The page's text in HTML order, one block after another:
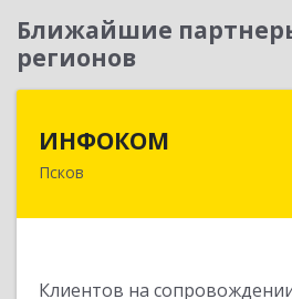
Ближайшие
регионов
ИНФОКОМ
Псков
Клиентов на
180000, Псковская обл,